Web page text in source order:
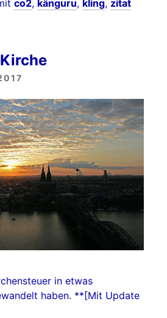
co2, känguru, kling, zitat
in etwas
haben. **[Mit Update